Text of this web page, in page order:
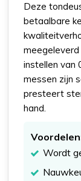
Deze
betaalbare
meegeleverd
instellen van
messen zijn
presteert
hand.
Wordt